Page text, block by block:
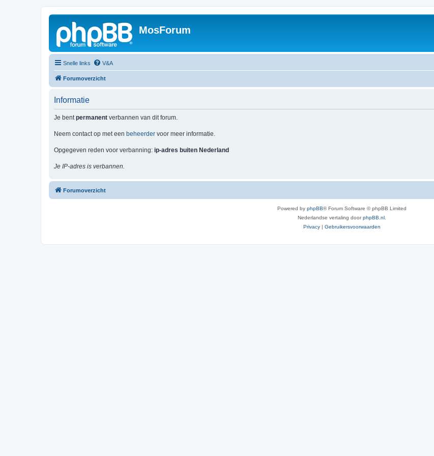
MosForum
Snelle links V&A
Forumoverzicht
Informatie
Je bentpermanent verbannen van dit forum.
Neem contact op met een beheerder voor meer informatie.
Opgegeven reden voor verbanning: ip-adres buiten Nederland
Je IP-adres is verbannen.
Forumoverzicht
Powered by phpBB® Forum Software © phpBB Limited
Nederlandse vertaling doorphpBB.nl
Privacy | Gebruikersvoorwaarden